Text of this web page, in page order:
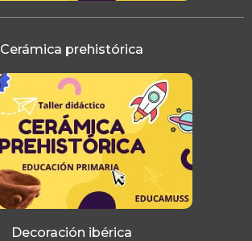
Cerámica prehistórica
Decoración ibérica